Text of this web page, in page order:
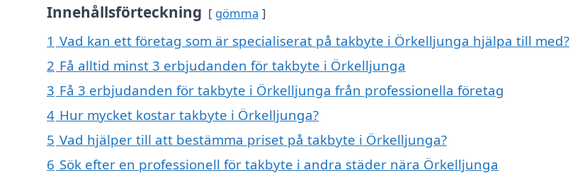
Innehållsförteckning gömma
1 Vad kan ett företag som är specialiserat på takbyte i Örkelljunga hjälpa till med?
2 Få alltid minst 3 erbjudanden för takbyte i Örkelljunga
3 Få 3 erbjudanden för takbyte i Örkelljunga från professionella företag
4 Hur mycket kostar takbyte i Örkelljunga?
5 Vad hjälper till att bestämma priset på takbyte i Örkelljunga?
6 Sök efter en professionell för takbyte i andra städer nära Örkelljunga